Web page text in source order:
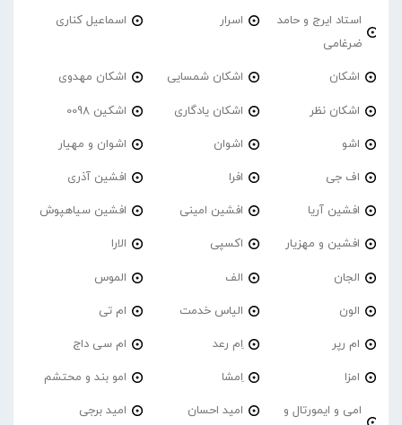
استاد ایرج و حامد
ضرغامی
اسرار اسماعیل کناری
اشکان اشکان شمسایی اشکان مهدوی
اشکان نظر اشکان یادگاری اشکین 0098
اشو اشوان اشوان و مهیار
اف جی افرا افشین آذری
افشین آریا افشین امینی افشین سیاهپوش
افشین و مهزیار اکسپی الارا
الجان الف الموس
الون الیاس خدمت ام تی
ام رپر اِم رعد ام سی داج
امزا اِمشا امو بند و محتشم
امی و ایمورتال و
امید احسان امید برجی